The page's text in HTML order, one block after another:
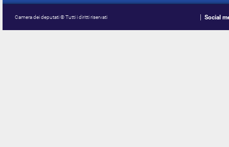
Camera dei deputati © Tutti i diritti riservati Social